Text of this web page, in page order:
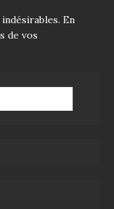
En
de vos